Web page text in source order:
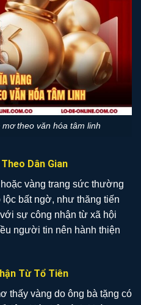
theo văn hóa tâm linh
Dân Gian
vàng trang sức thường
bất ngờ, như thăng tiến
sự công nhận từ xã hội
người tin nên hành thiện
Từ Tổ Tiên
thấy vàng do ông bà tặng có